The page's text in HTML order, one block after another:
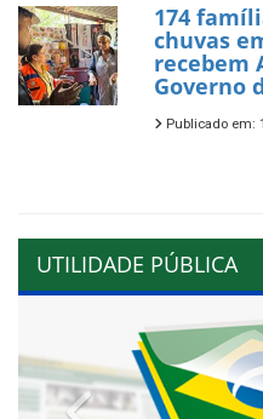
174
chuvas
recebem
Governo
Publicado em:
UTILIDADE PÚBLICA
Previous